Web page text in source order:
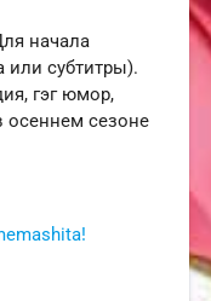
начала
субтитры).
гэг юмор,
осеннем сезоне